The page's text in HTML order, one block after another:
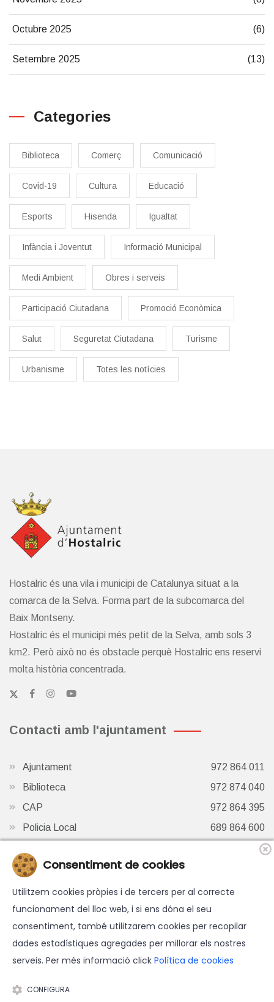
Octubre 2025 (6)
Setembre 2025 (13)
Categories
Biblioteca Comerç Comunicació
Covid-19 Cultura Educació
Esports Hisenda Igualtat
Infància i Joventut Informació Municipal
Medi Ambient Obres i serveis
Participació Ciutadana Promoció Econòmica
Salut Seguretat Ciutadana Turisme
Urbanisme Totes les notícies
Hostalric és una vila i municipi de Catalunya situat a la
comarca de la Selva. Forma part de la subcomarca del
Baix Montseny.
Hostalric és el municipi més petit de la Selva, amb sols 3
km2. Però això no és obstacle perquè Hostalric ens reservi
molta història concentrada.
Contacti amb l'ajuntament
Ajuntament
972 864 011
Biblioteca
972 874 040
CAP
972 864 395
Policia Local
689 864 600
972 87 41 65
© 2026 Ajuntament d'Hostalric - Tots els drets reservats.
Avís legal
Consentiment de cookies
Utilitzem cookies pròpies i de tercers per al correcte
funcionament del lloc web, i si ens dóna el seu
consentiment, també utilitzarem cookies per recopilar
dades estadístiques agregades per millorar els nostres
serveis. Per més informació click Política de cookies
CONFIGURA